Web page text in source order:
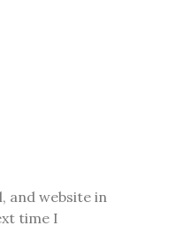
and website in
time I